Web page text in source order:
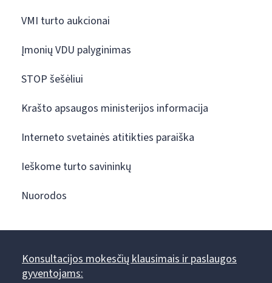
VMI turto aukcionai
Įmonių VDU palyginimas
STOP šešėliui
Krašto apsaugos ministerijos informacija
Interneto svetainės atitikties paraiška
Ieškome turto savininkų
Nuorodos
Konsultacijos mokesčių klausimais ir paslaugos
gyventojams: